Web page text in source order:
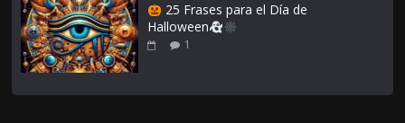
25 Frases para el Día de
Halloween
1